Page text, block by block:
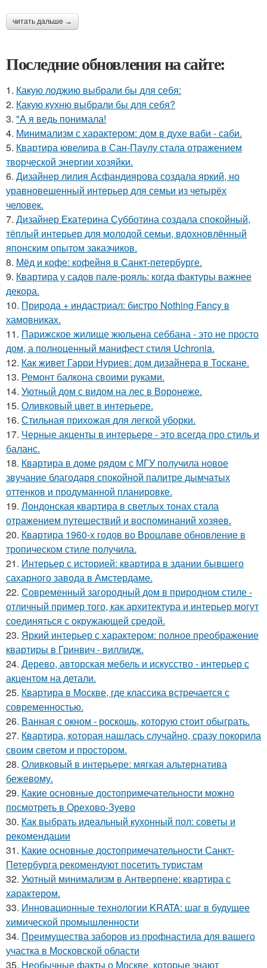
читать дальше →
Последние обновления на сайте:
1. Какую лоджию выбрали бы для себя:
2. Какую кухню выбрали бы для себя?
3. "А я ведь понимала!
4. Минимализм с характером: дом в духе ваби - саби.
5. Квартира ювелира в Сан-Паулу стала отражением
творческой энергии хозяйки.
6. Дизайнер лилия Асфандиярова создала яркий, но
уравновешенный интерьер для семьи из четырёх
человек.
7. Дизайнер Екатерина Субботина создала спокойный,
тёплый интерьер для молодой семьи, вдохновлённый
японским опытом заказчиков.
8. Мёд и кофе: кофейня в Санкт-петербурге.
9. Квартира у садов пале-рояль: когда фактуры важнее
декора.
10. Природа + индастриал: бистро Nothing Fancy в
хамовниках.
11. Парижское жилище жюльена себбана - это не просто
дом, а полноценный манифест стиля Uchronia.
12. Как живет Гарри Нуриев: дом дизайнера в Тоскане.
13. Ремонт балкона своими руками.
14. Уютный дом с видом на лес в Воронеже.
15. Оливковый цвет в интерьере.
16. Стильная прихожая для легкой уборки.
17. Черные акценты в интерьере - это всегда про стиль и
баланс.
18. Квартира в доме рядом с МГУ получила новое
звучание благодаря спокойной палитре дымчатых
оттенков и продуманной планировке.
19. Лондонская квартира в светлых тонах стала
отражением путешествий и воспоминаний хозяев.
20. Квартира 1960-х годов во Вроцлаве обновление в
тропическом стиле получила.
21. Интерьер с историей: квартира в здании бывшего
сахарного завода в Амстердаме.
22. Современный загородный дом в природном стиле -
отличный пример того, как архитектура и интерьер могут
соединяться с окружающей средой.
23. Яркий интерьер с характером: полное преображение
квартиры в Гринвич - виллидж.
24. Дерево, авторская мебель и искусство - интерьер с
акцентом на детали.
25. Квартира в Москве, где классика встречается с
современностью.
26. Ванная с окном - роскошь, которую стоит обыграть.
27. Квартира, которая нашлась случайно, сразу покорила
своим светом и простором.
28. Оливковый в интерьере: мягкая альтернатива
бежевому.
29. Какие основные достопримечательности можно
посмотреть в Орехово-Зуево
30. Как выбрать идеальный кухонный пол: советы и
рекомендации
31. Какие основные достопримечательности Санкт-
Петербурга рекомендуют посетить туристам
32. Уютный минимализм в Антверпене: квартира с
характером.
33. Инновационные технологии KRATA: шаг в будущее
химической промышленности
34. Преимущества заборов из профнастила для вашего
участка в Московской области
35. Необычные факты о Москве, которые знают